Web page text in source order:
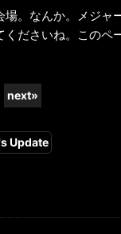
。なんか。メジ
ださいね。この
next»
Update